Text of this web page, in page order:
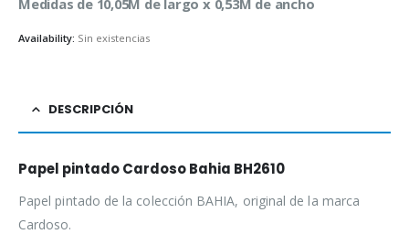
Medidas de 10,05M de largo x 0,53M de ancho
Availability: Sin existencias
DESCRIPCIÓN
Papel pintado Cardoso Bahia BH2610
Papel pintado de la colección BAHIA, original de la marca
Cardoso.